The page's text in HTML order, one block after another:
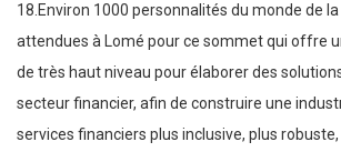
18.Environ 1000 personnalités du monde de
attendues à Lomé pour ce sommet qui offre
de très haut niveau pour élaborer des
secteur financier, afin de construire une
services financiers plus inclusive, plus robuste,